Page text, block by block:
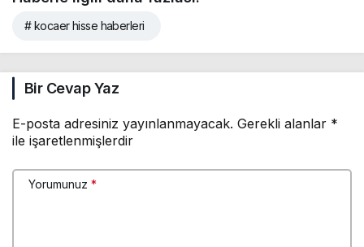
# kocaer hisse haberleri
Bir Cevap Yaz
E-posta adresiniz yayınlanmayacak. Gerekli alanlar *
ile işaretlenmişlerdir
Yorumunuz *